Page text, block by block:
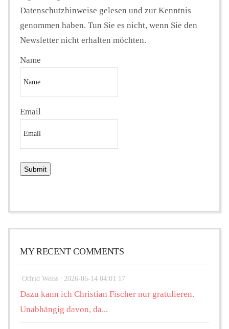
Datenschutzhinweise gelesen und zur Kenntnis
genommen haben. Tun Sie es nicht, wenn Sie den
Newsletter nicht erhalten möchten.
Name
Email
MY RECENT COMMENTS
Otfrid Weiss | 2026-06-14 04:01:17
Dazu kann ich Christian Fischer nur gratulieren.
Unabhängig davon, da...